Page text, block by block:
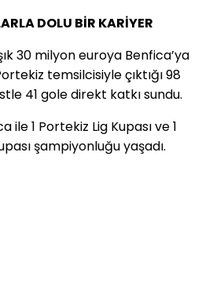
DOLU BİR KARİYER
30 milyon euroya Benfica’ya
temsilcisiyle çıktığı 98
41 gole direkt katkı sundu.
ile 1 Portekiz Lig Kupası ve 1
şampiyonluğu yaşadı.